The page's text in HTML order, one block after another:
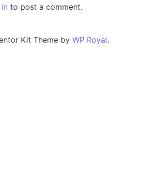
to post a comment.
Kit Theme by WP Royal.